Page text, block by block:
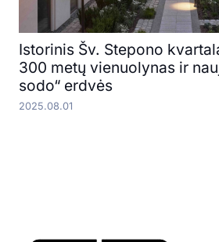
Istorinis Šv. Stepono
300 metų vienuolynas ir
sodo“ erdvės
2025.08.01